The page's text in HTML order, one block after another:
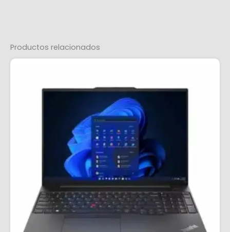
Productos relacionados